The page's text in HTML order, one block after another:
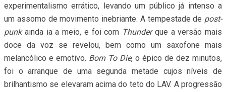
experimentalismo errático, levando um público já intenso a
um assomo de movimento inebriante. A tempestade de post-
punkainda ia a meio, e foi com Thunderque a versão mais
doce da voz se revelou, bem como um saxofone mais
melancólico e emotivo. Born To Die, o épico de dez minutos,
foi o arranque de uma segunda metade cujos níveis de
brilhantismo se elevaram acima do teto do LAV. A progressão